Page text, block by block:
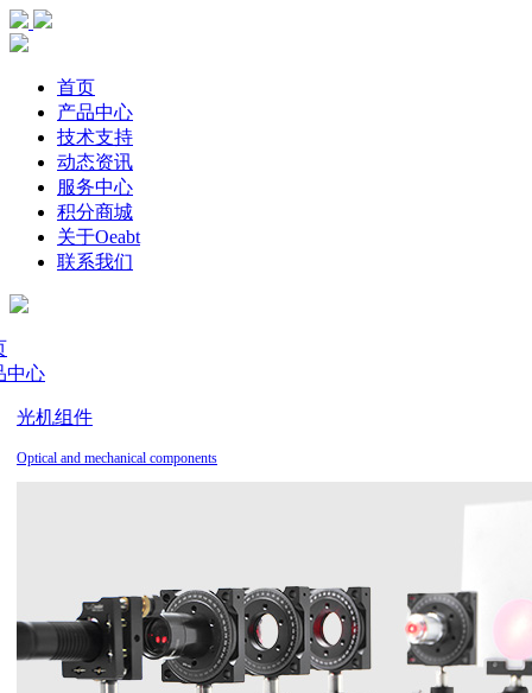
首页
产品中心
技术支持
动态资讯
服务中心
积分商城
关于Oeabt
联系我们
中心
光机组件
Optical and mechanical components